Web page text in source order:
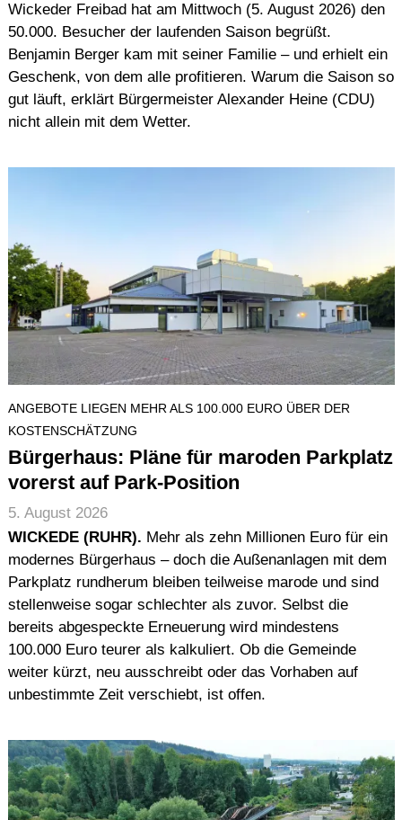
Wickeder Freibad hat am Mittwoch (5. August 2026) den
50.000. Besucher der laufenden Saison begrüßt.
Benjamin Berger kam mit seiner Familie – und erhielt ein
Geschenk, von dem alle profitieren. Warum die Saison so
gut läuft, erklärt Bürgermeister Alexander Heine (CDU)
nicht allein mit dem Wetter.
ANGEBOTE LIEGEN MEHR ALS 100.000 EURO ÜBER DER
KOSTENSCHÄTZUNG
Bürgerhaus: Pläne für maroden Parkplatz
vorerst auf Park-Position
5. August 2026
WICKEDE (RUHR). Mehr als zehn Millionen Euro für ein
modernes Bürgerhaus – doch die Außenanlagen mit dem
Parkplatz rundherum bleiben teilweise marode und sind
stellenweise sogar schlechter als zuvor. Selbst die
bereits abgespeckte Erneuerung wird mindestens
100.000 Euro teurer als kalkuliert. Ob die Gemeinde
weiter kürzt, neu ausschreibt oder das Vorhaben auf
unbestimmte Zeit verschiebt, ist offen.